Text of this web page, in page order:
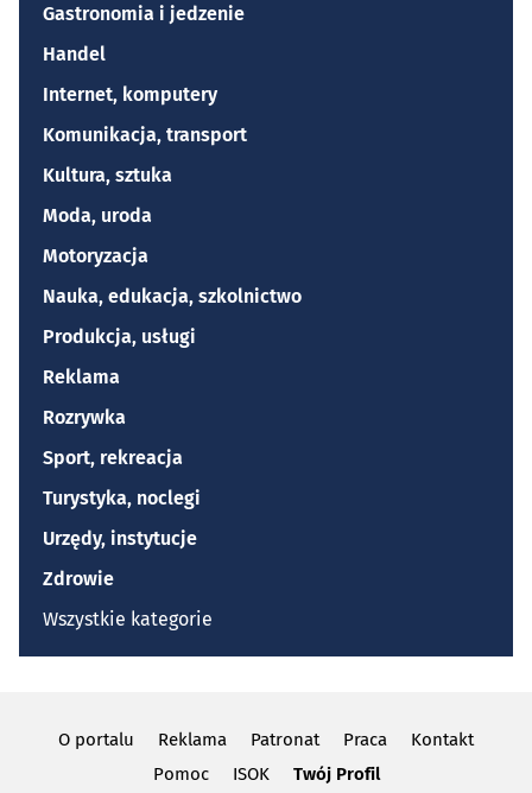
Gastronomia i jedzenie
Handel
Internet, komputery
Komunikacja, transport
Kultura, sztuka
Moda, uroda
Motoryzacja
Nauka, edukacja, szkolnictwo
Produkcja, usługi
Reklama
Rozrywka
Sport, rekreacja
Turystyka, noclegi
Urzędy, instytucje
Zdrowie
Wszystkie kategorie
O portalu Reklama Patronat Praca
Kontakt
Pomoc
ISOK Twój Profil